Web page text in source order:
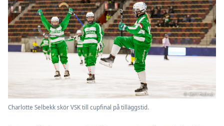
Charlotte Selbekk skör VSK till cupfinal på tilläggstid.